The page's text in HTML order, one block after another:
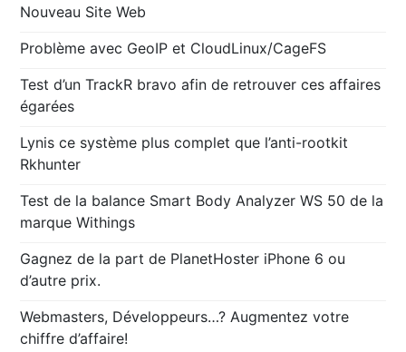
Nouveau Site Web
Problème avec GeoIP et CloudLinux/CageFS
Test d’un TrackR bravo afin de retrouver ces affaires
égarées
Lynis ce système plus complet que l’anti-rootkit
Rkhunter
Test de la balance Smart Body Analyzer WS 50 de la
marque Withings
Gagnez de la part de PlanetHoster iPhone 6 ou
d’autre prix.
Webmasters, Développeurs…? Augmentez votre
chiffre d’affaire!